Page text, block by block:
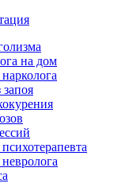
на дом